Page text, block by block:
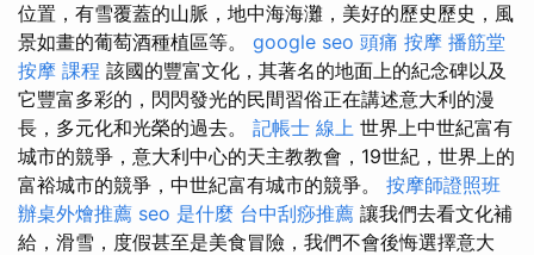
位置，有雪覆蓋的山脈，地中海海灘，美好的歷史歷史，風
景如畫的葡萄酒種植區等。 google seo 頭痛 按摩 播筋堂
按摩 課程 該國的豐富文化，其著名的地面上的紀念碑以及
它豐富多彩的，閃閃發光的民間習俗正在講述意大利的漫
長，多元化和光榮的過去。 記帳士 線上 世界上中世紀富有
城市的競爭，意大利中心的天主教教會，19世紀，世界上的
富裕城市的競爭，中世紀富有城市的競爭。 按摩師證照班
辦桌外燴推薦 seo 是什麼 台中刮痧推薦 讓我們去看文化補
給，滑雪，度假甚至是美食冒險，我們不會後悔選擇意大